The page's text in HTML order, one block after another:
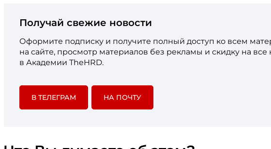
Получай свежие новости
Оформите подписку и получите полный доступ ко всем
на сайте, просмотр материалов без рекламы и скидку на все
в Академии TheHRD.
В ТЕЛЕГРАМ НА ПОЧТУ